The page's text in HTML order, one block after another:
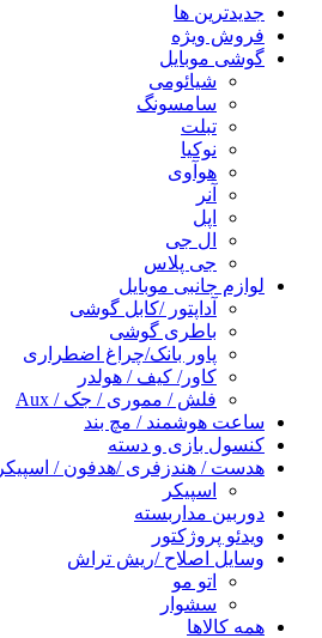
جدیدترین ها
فروش ویژه
گوشی موبایل
شیائومی
سامسونگ
تبلت
نوکیا
هوآوی
آنر
اپل
ال جی
جی پلاس
لوازم جانبی موبایل
آداپتور /کابل گوشی
باطری گوشی
پاور بانک/چراغ اضطراری
کاور/ کیف / هولدر
فلش / مموری / جک / Aux
ساعت هوشمند / مچ بند
کنسول بازی و دسته
هدست / هندزفری /هدفون / اسپیکر
اسپیکر
دوربین مداربسته
ویدئو پروژکتور
وسایل اصلاح /ریش تراش
اتو مو
سشوار
همه کالاها